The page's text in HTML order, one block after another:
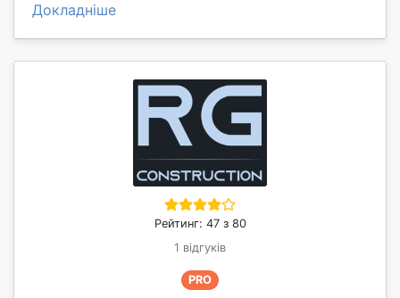
Докладніше
Рейтинг: 47 з 80
1 відгуків
PRO